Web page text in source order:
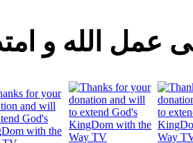
عمل الله و